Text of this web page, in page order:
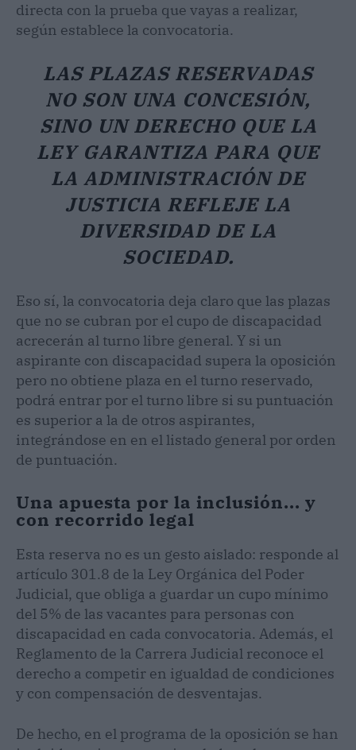
directa con la prueba que vayas a realizar,
según establece la convocatoria.
LAS PLAZAS RESERVADAS
NO SON UNA CONCESIÓN,
SINO UN DERECHO QUE LA
LEY GARANTIZA PARA QUE
LA ADMINISTRACIÓN DE
JUSTICIA REFLEJE LA
DIVERSIDAD DE LA
SOCIEDAD.
Eso sí, la convocatoria deja claro que las plazas
que no se cubran por el cupo de discapacidad
acrecerán al turno libre general. Y si un
aspirante con discapacidad supera la oposición
pero no obtiene plaza en el turno reservado,
podrá entrar por el turno libre si su puntuación
es superior a la de otros aspirantes,
integrándose en en el listado general por orden
de puntuación.
Una apuesta por la inclusión... y
con recorrido legal
Esta reserva no es un gesto aislado: responde al
artículo 301.8 de la Ley Orgánica del Poder
Judicial, que obliga a guardar un cupo mínimo
del 5% de las vacantes para personas con
discapacidad en cada convocatoria. Además, el
Reglamento de la Carrera Judicial reconoce el
derecho a competir en igualdad de condiciones
y con compensación de desventajas.
De hecho, en el programa de la oposición se han